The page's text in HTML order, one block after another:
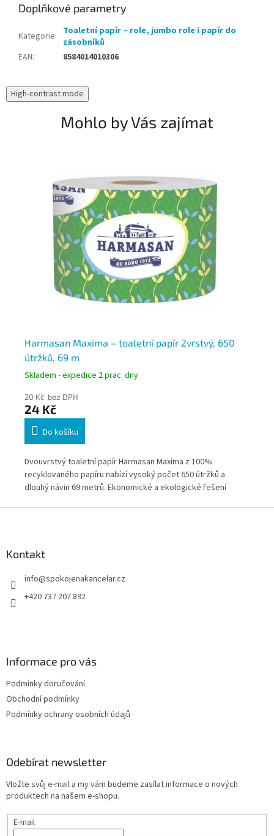
Doplňkové parametry
Kategorie: Toaletní papír – role, jumbo role i papír do
zásobníků
EAN: 8584014010306
High-contrast mode
Mohlo by Vás zajímat
Harmasan Maxima – toaletní papír 2vrstvý, 650
útržků, 69 m
Skladem - expedice 2 prac. dny
20 Kč bez DPH
24 Kč
Do košíku
Dvouvrstvý toaletní papír Harmasan Maxima z 100%
recyklovaného papíru nabízí vysoký počet 650 útržků a
dlouhý návin 69 metrů. Ekonomické a ekologické řešení
Kontakt
info@spokojenakancelar.cz
+420 737 207 892
Informace pro vás
Podmínky doručování
Obchodní podmínky
Podmínky ochrany osobních údajů
Odebírat newsletter
Vložte svůj e-mail a my vám budeme zasílat informace o nových
produktech na našem e-shopu.
E-mail